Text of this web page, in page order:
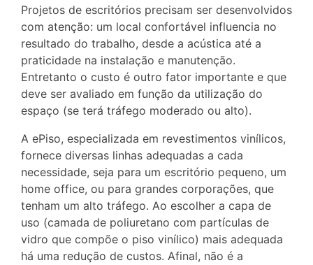
Projetos de escritórios precisam ser desenvolvidos
com atenção: um local confortável influencia no
resultado do trabalho, desde a acústica até a
praticidade na instalação e manutenção.
Entretanto o custo é outro fator importante e que
deve ser avaliado em função da utilização do
espaço (se terá tráfego moderado ou alto).
A ePiso, especializada em revestimentos vinílicos,
fornece diversas linhas adequadas a cada
necessidade, seja para um escritório pequeno, um
home office, ou para grandes corporações, que
tenham um alto tráfego. Ao escolher a capa de
uso (camada de poliuretano com partículas de
vidro que compõe o piso vinílico) mais adequada
há uma redução de custos. Afinal, não é a